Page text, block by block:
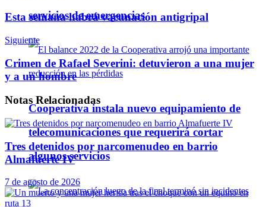
servicios de emergencias
Cooperativa instala nuevo equipamiento de
telecomunicaciones que requerirá cortar
algunos servicios
Esta semana habrá vacunación antigripal
Siguiente
Crimen de Rafael Severini: detuvieron a una mujer
y a un hombre
Notas Relacionadas
Tres detenidos por narcomenudeo en barrio
Almafuerte IV
7 de agosto de 2026